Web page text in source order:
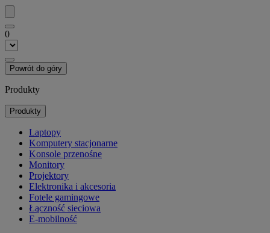
0
Powrót do góry
Produkty
Produkty
Laptopy
Komputery stacjonarne
Konsole przenośne
Monitory
Projektory
Elektronika i akcesoria
Fotele gamingowe
Łączność sieciowa
E-mobilność